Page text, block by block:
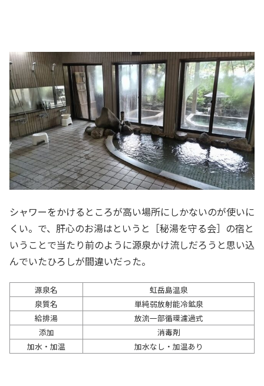
シャワーをかけるところが高い場所にしかないのが使いに
くい。で、肝心のお湯はというと［秘湯を守る会］の宿と
いうことで当たり前のように源泉かけ流しだろうと思い込
んでいたひろしが間違いだった。
源泉名
虹岳島温泉
泉質名
単純弱放射能冷鉱泉
給排湯
放流一部循環濾過式
添加
消毒剤
加水・加温
加水なし・加温あり